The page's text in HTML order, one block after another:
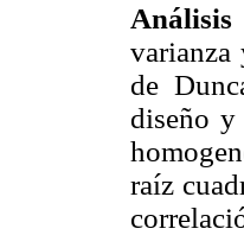
Análisis
varianza
de
diseño y
raíz